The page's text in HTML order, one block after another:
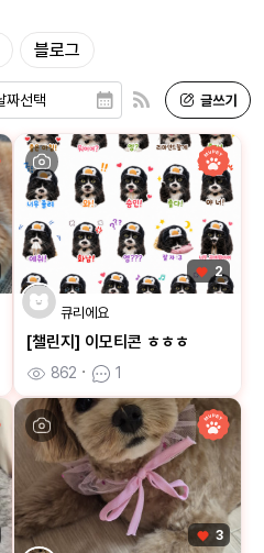
블로그
2
큐리에요
[챌린지] 이모티콘 ㅎㅎㅎ
862 ㆍ 1
3